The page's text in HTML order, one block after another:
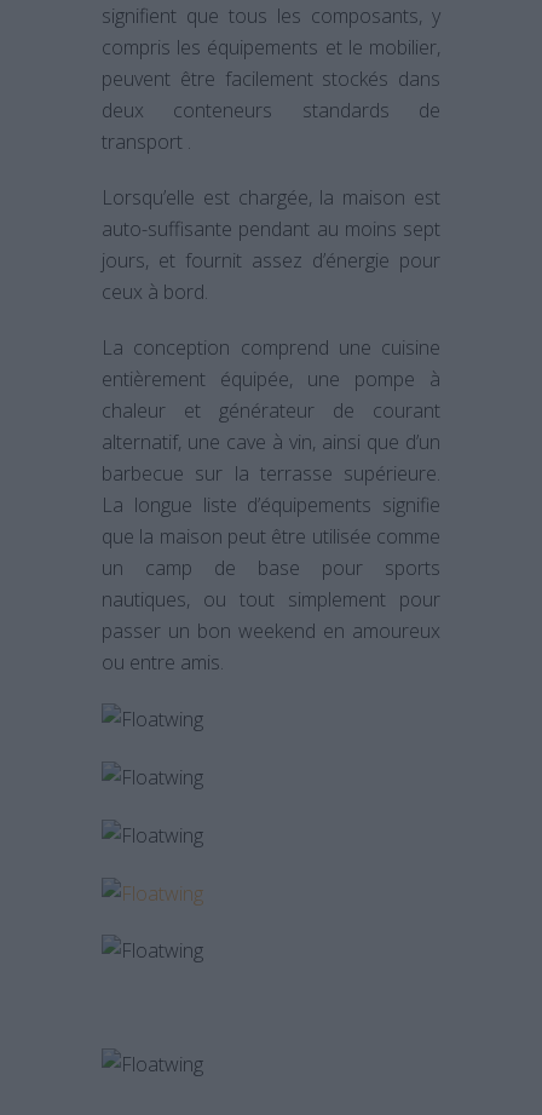
signifient que tous les composants, y
compris les équipements et le mobilier,
peuvent être facilement stockés dans
deux conteneurs standards de
transport .
Lorsqu’elle est chargée, la maison est
auto-suffisante pendant au moins sept
jours, et fournit assez d’énergie pour
ceux à bord.
La conception comprend une cuisine
entièrement équipée, une pompe à
chaleur et générateur de courant
alternatif, une cave à vin, ainsi que d’un
barbecue sur la terrasse supérieure.
La longue liste d’équipements signifie
que la maison peut être utilisée comme
un camp de base pour sports
nautiques, ou tout simplement pour
passer un bon weekend en amoureux
ou entre amis.